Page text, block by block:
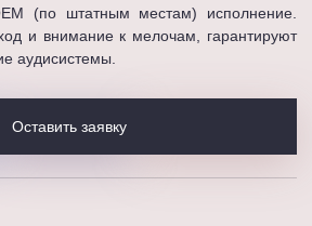
(по штатным местам) исполнение.
и внимание к мелочам, гарантируют
аудисистемы.
Оставить заявку